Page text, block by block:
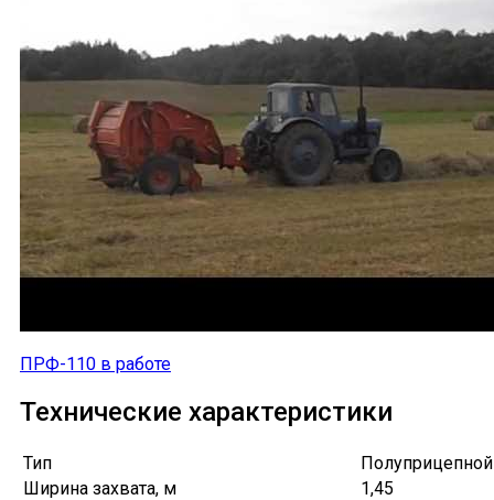
ПРФ-110 в работе
Технические характеристики
Тип
Полуприцепной
Ширина захвата, м
1,45